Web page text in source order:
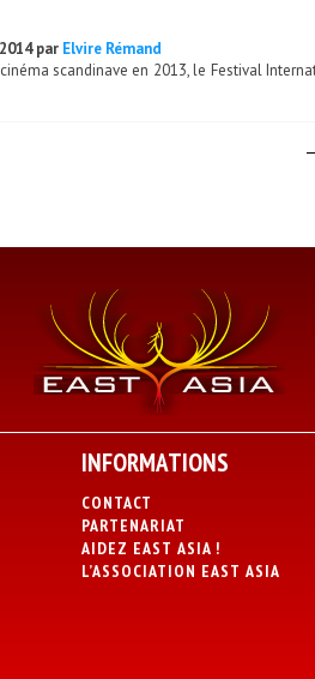
par Elvire Rémand
scandinave en 2013, le Festival
INFORMATIONS
CONTACT
PARTENARIAT
AIDEZ EAST ASIA !
L’ASSOCIATION EAST ASIA